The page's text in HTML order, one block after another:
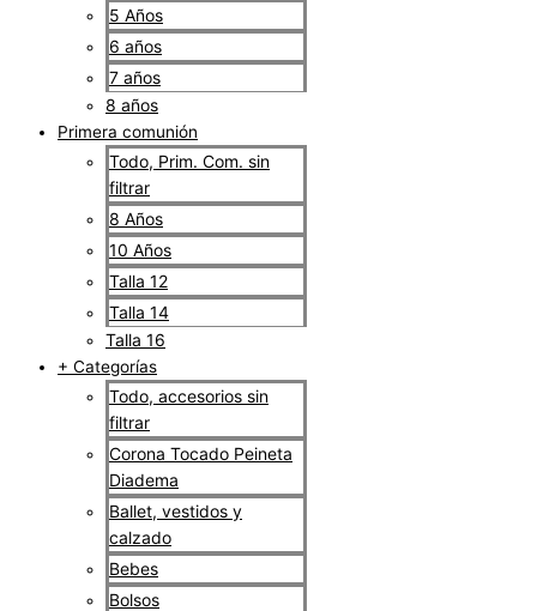
5 Años
6 años
7 años
8 años
Primera comunión
Todo, Prim. Com. sin
filtrar
8 Años
10 Años
Talla 12
Talla 14
Talla 16
+ Categorías
Todo, accesorios sin
filtrar
Corona Tocado Peineta
Diadema
Ballet, vestidos y
calzado
Bebes
Bolsos